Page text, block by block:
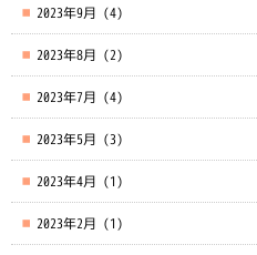
2023年9月 (4)
2023年8月 (2)
2023年7月 (4)
2023年5月 (3)
2023年4月 (1)
2023年2月 (1)